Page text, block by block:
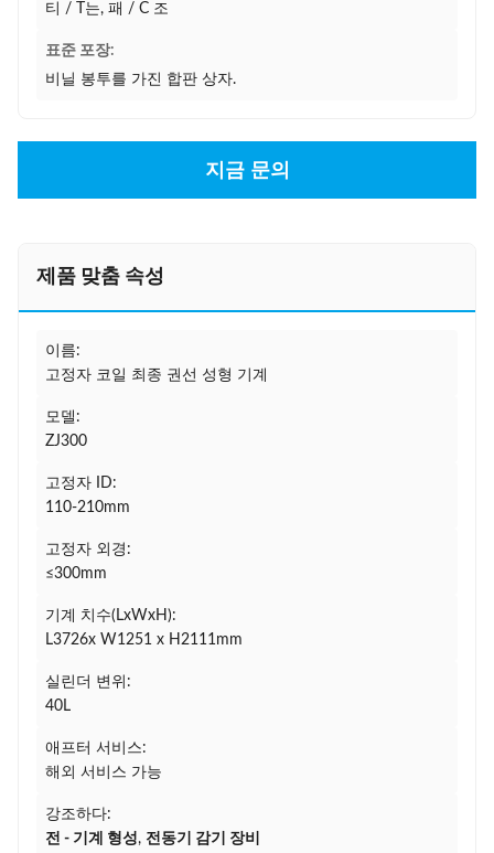
티 / T는, 패 / C 조
표준 포장:
비닐 봉투를 가진 합판 상자.
지금 문의
제품 맞춤 속성
이름:
고정자 코일 최종 권선 성형 기계
모델:
ZJ300
고정자 ID:
110-210mm
고정자 외경:
≤300mm
기계 치수(LxWxH):
L3726x W1251 x H2111mm
실린더 변위:
40L
애프터 서비스:
해외 서비스 가능
강조하다:
전 - 기계 형성, 전동기 감기 장비